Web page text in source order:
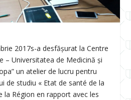
2017s-a desfășurat la Centre
– Universitatea de Medicină și
un atelier de lucru pentru
de studiu « Etat de santé de la
la Région en rapport avec les